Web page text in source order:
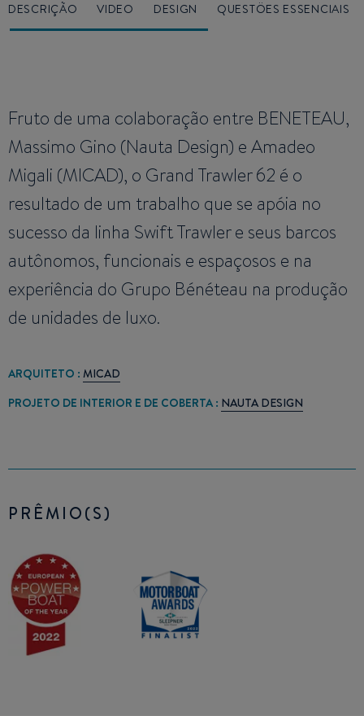
DESCRIÇÃO VIDEO DESIGN QUESTÖES ESSENCIAIS
Fruto de uma colaboração entre BENETEAU,
Massimo Gino (Nauta Design) e Amadeo
Migali (MICAD), o Grand Trawler 62 é o
resultado de um trabalho que se apóia no
sucesso da linha Swift Trawler e seus barcos
autônomos, funcionais e espaçosos e na
experiência do Grupo Bénéteau na produção
de unidades de luxo.
ARQUITETO : MICAD
PROJETO DE INTERIOR E DE COBERTA : NAUTA DESIGN
PRÊMIO(S)